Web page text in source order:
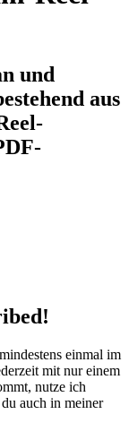
und
aus
einmal im
mit nur einem
nutze ich
auch in meiner